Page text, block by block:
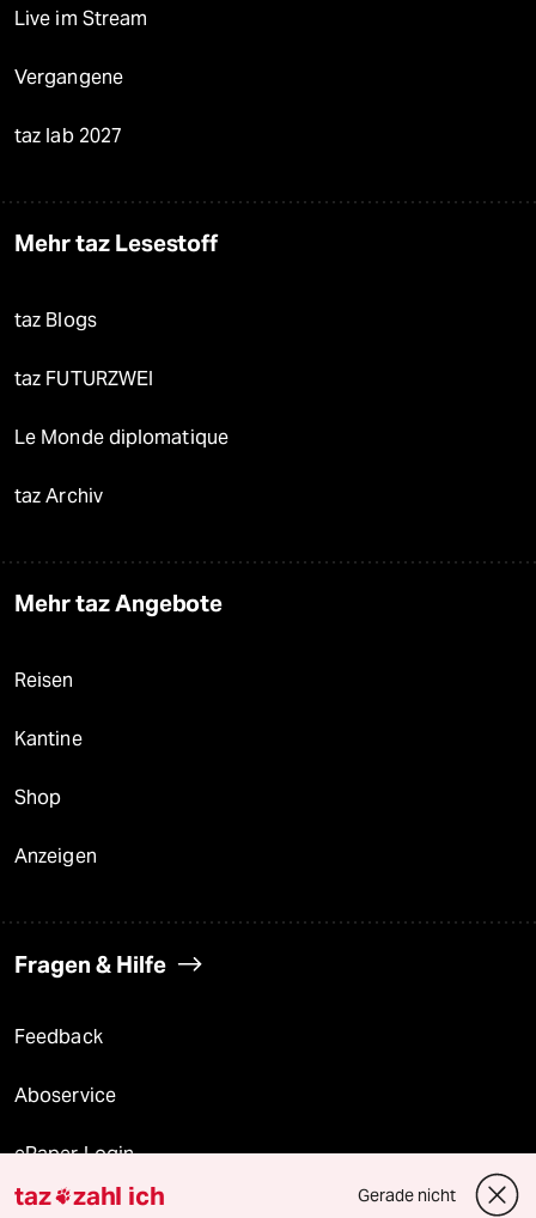
Live im Stream
Vergangene
taz lab 2027
Mehr taz Lesestoff
taz Blogs
taz FUTURZWEI
Le Monde diplomatique
taz Archiv
Mehr taz Angebote
Reisen
Kantine
Shop
Anzeigen
Fragen & Hilfe
Feedback
Aboservice
ePaper Login
Downloads für Abonnierende
taz zahl ich Gerade nicht